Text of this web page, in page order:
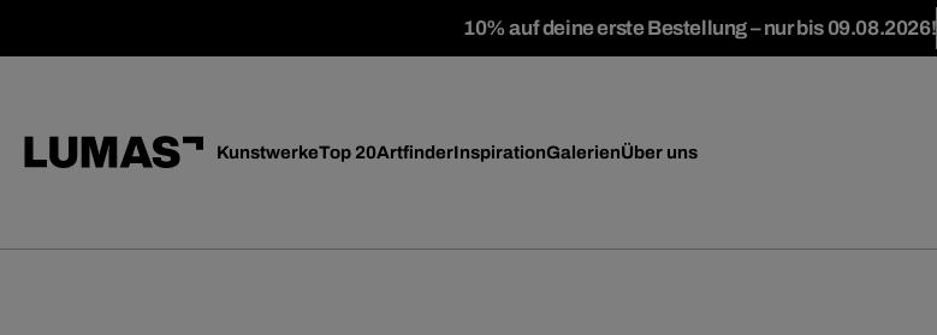
10% auf deine erste Bestellung – nur bis 09.08.2026!
KunstwerkeTop 20ArtfinderInspirationGalerienÜber uns